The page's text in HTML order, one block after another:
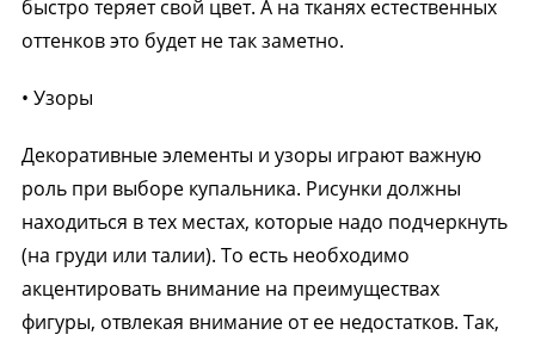
быстро теряет свой цвет. А на тканях естественных
оттенков это будет не так заметно.
• Узоры
Декоративные элементы и узоры играют важную
роль при выборе купальника. Рисунки должны
находиться в тех местах, которые надо подчеркнуть
(на груди или талии). То есть необходимо
акцентировать внимание на преимуществах
фигуры, отвлекая внимание от ее недостатков. Так,